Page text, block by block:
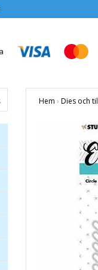
Hem › Dies och